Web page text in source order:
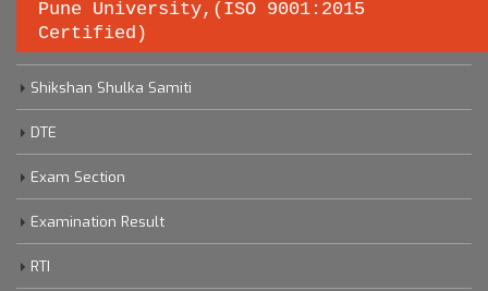
Pune University,(ISO 9001:2015
Certified)
Savitribai Phule Pune University
Shikshan Shulka Samiti
DTE
Exam Section
Examination Result
RTI